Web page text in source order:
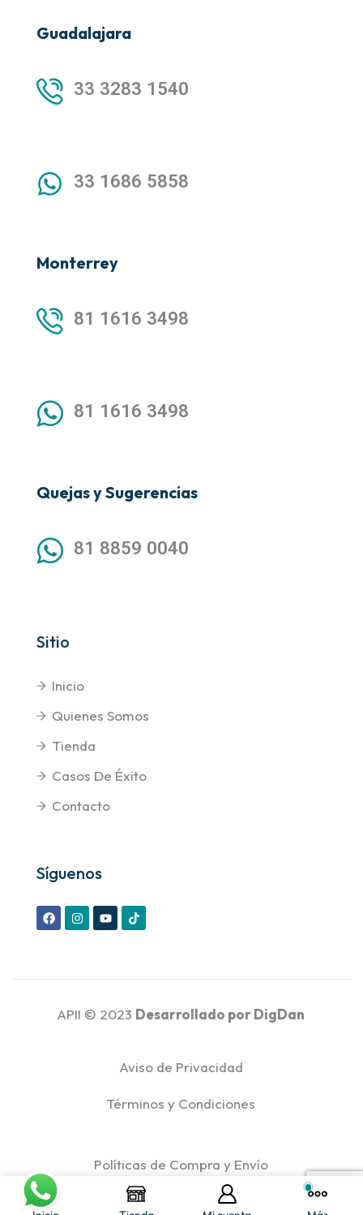
Guadalajara
33 3283 1540
33 1686 5858
Monterrey
81 1616 3498
81 1616 3498
Quejas y Sugerencias
81 8859 0040
Sitio
Inicio
Quienes Somos
Tienda
Casos De Éxito
Contacto
Síguenos
APII © 2023 Desarrollado porDigDan
Aviso de Privacidad
Términos y Condiciones
Políticas de Compra y Envío
Políticas de Reembolso y Devoluciones